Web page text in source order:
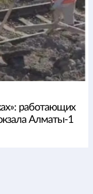
работающих
Алматы-1